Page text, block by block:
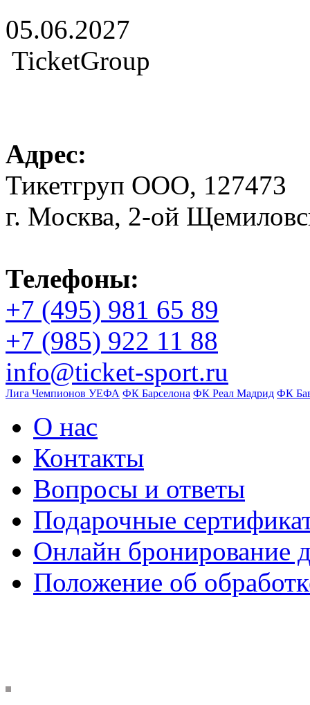
05.06.2027
TicketGroup
Адрес:
Тикетгруп ООО, 127473
г. Москва, 2-ой
Телефоны:
+7 (495) 981 65 89
+7 (985) 922 11 88
info@ticket-sport.ru
Лига Чемпионов УЕФА ФК Барселона ФК Реал Мадрид ФК
О нас
Контакты
Вопросы и ответы
Подарочные
Онлайн бронирование
Положение об